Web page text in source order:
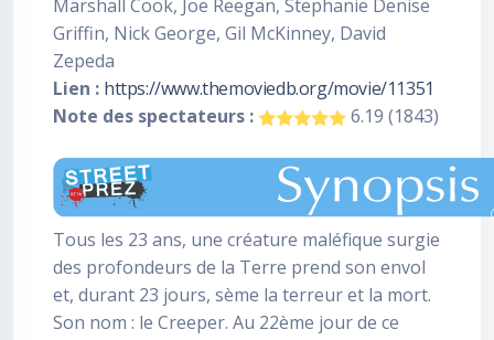
Marshall Cook, Joe Reegan, Stephanie Denise
Griffin, Nick George, Gil McKinney, David
Zepeda
Lien : https://www.themoviedb.org/movie/11351
Note des spectateurs :
6.19 (1843)
Tous les 23 ans, une créature maléfique surgie
des profondeurs de la Terre prend son envol
et, durant 23 jours, sème la terreur et la mort.
Son nom : le Creeper. Au 22ème jour de ce